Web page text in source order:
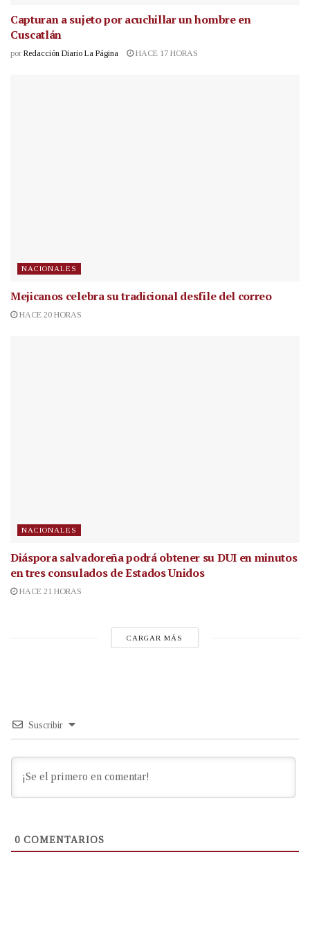
Capturan a sujeto por acuchillar un hombre en
Cuscatlán
por Redacción Diario La Página HACE 17 HORAS
NACIONALES
Mejicanos celebra su tradicional desfile del correo
HACE 20 HORAS
NACIONALES
Diáspora salvadoreña podrá obtener su DUI en minutos
en tres consulados de Estados Unidos
HACE 21 HORAS
CARGAR MÁS
Suscribir
0 COMENTARIOS